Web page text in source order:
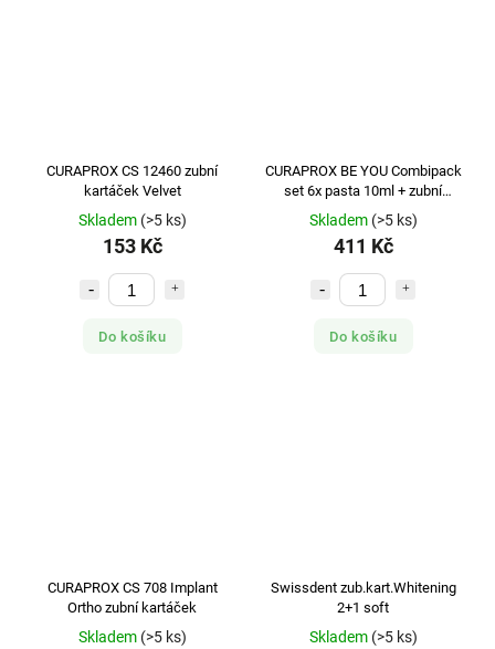
CURAPROX CS 12460 zubní
kartáček Velvet
Skladem (>5 ks)
153 Kč
Do košíku
CURAPROX BE YOU Combipack
set 6x pasta 10ml + zubní
kartáček CS5460
Skladem (>5 ks)
411 Kč
Do košíku
CURAPROX CS 708 Implant
Ortho zubní kartáček
Skladem (>5 ks)
Swissdent zub.kart.Whitening
2+1 soft
Skladem (>5 ks)